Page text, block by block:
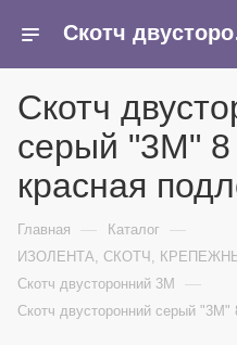
Скотч
Скотч
серый "3M"
красная
Главная — Каталог —
ИЗОЛЕНТА, СКОТЧ,
Скотч двусторонний 3M —
Скотч двусторонний серый